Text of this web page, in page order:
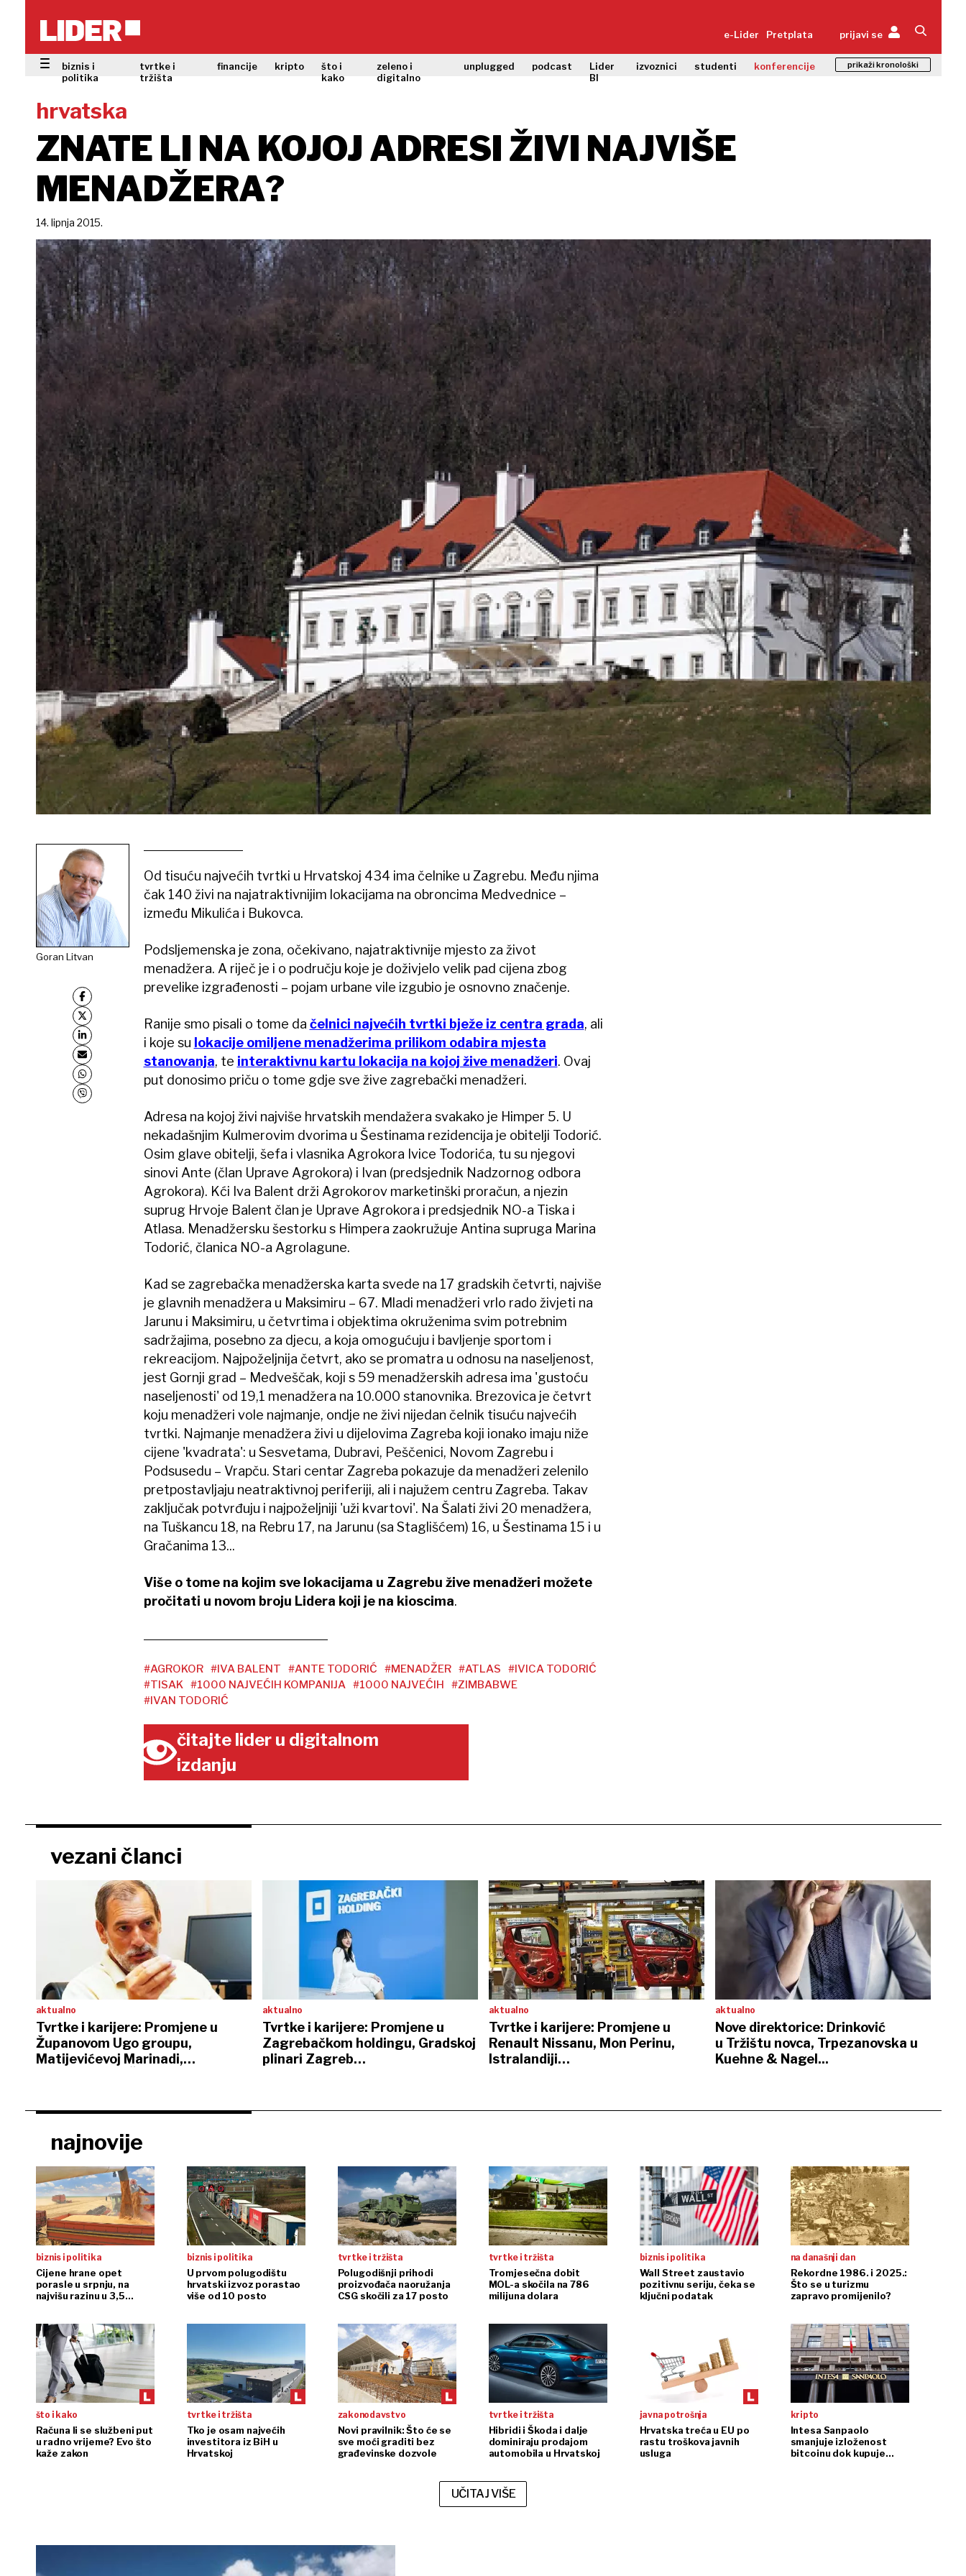
e-Lider Pretplata prijavi se
biznis i
politika
tvrtke i
tržišta
financije kripto
što i
kako
zeleno i
digitalno
unplugged podcast
Lider
BI
izvoznici studenti konferencije prikaži kronološki
hrvatska
ZNATE LI NA KOJOJ ADRESI ŽIVI NAJVIŠE
MENADŽERA?
14. lipnja 2015.
Goran Litvan
Od tisuću najvećih tvrtki u Hrvatskoj 434 ima čelnike u Zagrebu. Među njima
čak 140 živi na najatraktivnijim lokacijama na obroncima Medvednice –
između Mikulića i Bukovca.
Podsljemenska je zona, očekivano, najatraktivnije mjesto za život
menadžera. A riječ je i o području koje je doživjelo velik pad cijena zbog
prevelike izgrađenosti – pojam urbane vile izgubio je osnovno značenje.
Ranije smo pisali o tome da čelnici najvećih tvrtki bježe iz centra grada, ali
i koje su lokacije omiljene menadžerima prilikom odabira mjesta
stanovanja, te interaktivnu kartu lokacija na kojoj žive menadžeri. Ovaj
put donosimo priču o tome gdje sve žive zagrebački menadžeri.
Adresa na kojoj živi najviše hrvatskih mendažera svakako je Himper 5. U
nekadašnjim Kulmerovim dvorima u Šestinama rezidencija je obitelji Todorić.
Osim glave obitelji, šefa i vlasnika Agrokora Ivice Todorića, tu su njegovi
sinovi Ante (član Uprave Agrokora) i Ivan (predsjednik Nadzornog odbora
Agrokora). Kći Iva Balent drži Agrokorov marketinški proračun, a njezin
suprug Hrvoje Balent član je Uprave Agrokora i predsjednik NO-a Tiska i
Atlasa. Menadžersku šestorku s Himpera zaokružuje Antina supruga Marina
Todorić, članica NO-a Agrolagune.
Kad se zagrebačka menadžerska karta svede na 17 gradskih četvrti, najviše
je glavnih menadžera u Maksimiru – 67. Mladi menadžeri vrlo rado živjeti na
Jarunu i Maksimiru, u četvrtima i objektima okruženima svim potrebnim
sadržajima, posebno za djecu, a koja omogućuju i bavljenje sportom i
rekreacijom. Najpoželjnija četvrt, ako se promatra u odnosu na naseljenost,
jest Gornji grad – Medveščak, koji s 59 menadžerskih adresa ima 'gustoću
naseljenosti' od 19,1 menadžera na 10.000 stanovnika. Brezovica je četvrt
koju menadžeri vole najmanje, ondje ne živi nijedan čelnik tisuću najvećih
tvrtki. Najmanje menadžera živi u dijelovima Zagreba koji ionako imaju niže
cijene 'kvadrata': u Sesvetama, Dubravi, Peščenici, Novom Zagrebu i
Podsusedu – Vrapču. Stari centar Zagreba pokazuje da menadžeri zelenilo
pretpostavljaju neatraktivnoj periferiji, ali i najužem centru Zagreba. Takav
zaključak potvrđuju i najpoželjniji 'uži kvartovi'. Na Šalati živi 20 menadžera,
na Tuškancu 18, na Rebru 17, na Jarunu (sa Staglišćem) 16, u Šestinama 15 i u
Gračanima 13...
Više o tome na kojim sve lokacijama u Zagrebu žive menadžeri možete
pročitati u novom broju Lidera koji je na kioscima.
#AGROKOR #IVA BALENT #ANTE TODORIĆ #MENADŽER #ATLAS
#IVICA TODORIĆ
#TISAK #1000 NAJVEĆIH KOMPANIJA #1000 NAJVEĆIH
#ZIMBABWE
#IVAN TODORIĆ
čitajte lider u digitalnom
izdanju
vezani članci
aktualno
Tvrtke i karijere: Promjene u
Županovom Ugo groupu,
Matijevićevoj Marinadi,
aktualno
Tvrtke i karijere: Promjene u
Zagrebačkom holdingu, Gradskoj
plinari Zagreb…
aktualno
Tvrtke i karijere: Promjene u
Renault Nissanu, Mon Perinu,
Istralandiji…
aktualno
Nove direktorice: Drinković
u Tržištu novca, Trpezanovska u
Kuehne & Nagel...
najnovije
biznis i politika
Cijene hrane opet
porasle u srpnju, na
najvišu razinu u 3,5
biznis i politika
U prvom polugodištu
hrvatski izvoz porastao
više od 10 posto
tvrtke i tržišta
Polugodišnji prihodi
proizvođača naoružanja
CSG skočili za 17 posto
tvrtke i tržišta
Tromjesečna dobit
MOL-a skočila na 786
milijuna dolara
biznis i politika
Wall Street zaustavio
pozitivnu seriju, čeka se
ključni podatak
na današnji dan
Rekordne 1986. i 2025.:
Što se u turizmu
zapravo promijenilo?
što i kako
Računa li se službeni put
u radno vrijeme? Evo što
kaže zakon
tvrtke i tržišta
Tko je osam najvećih
investitora iz BiH u
Hrvatskoj
zakonodavstvo
Novi pravilnik: Što će se
sve moći graditi bez
građevinske dozvole
tvrtke i tržišta
Hibridi i Škoda i dalje
dominiraju prodajom
automobila u Hrvatskoj
javna potrošnja
Hrvatska treća u EU po
rastu troškova javnih
usluga
kripto
Intesa Sanpaolo
smanjuje izloženost
bitcoinu dok kupuje
UČITAJ VIŠE